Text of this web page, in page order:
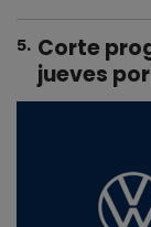
5. Corte
jueves